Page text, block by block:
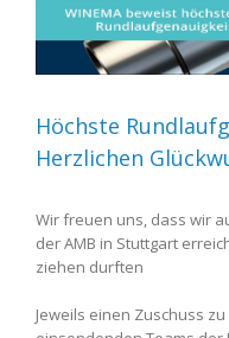
Höchste
Herzlichen
Wir freuen uns, dass wir
der AMB in Stuttgart
ziehen durften
Jeweils einen Zuschuss